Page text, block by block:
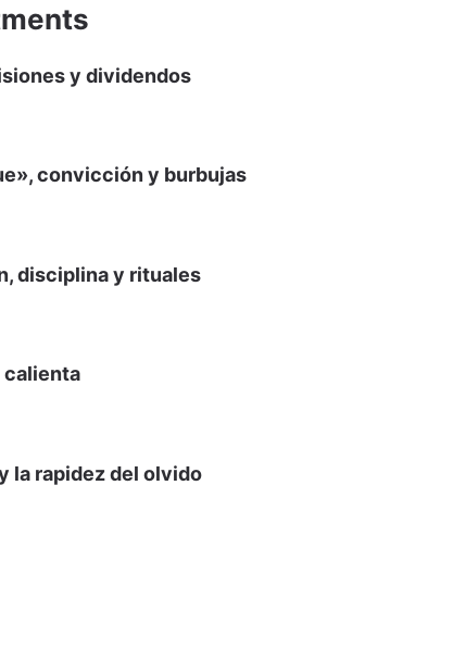
y dividendos
convicción y burbujas
disciplina y rituales
calienta
la rapidez del olvido